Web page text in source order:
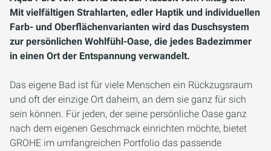
Mit vielfältigen Strahlarten, edler Haptik und individuellen
Farb- und Oberflächenvarianten wird das Duschsystem
zur persönlichen Wohlfühl-Oase, die jedes Badezimmer
in einen Ort der Entspannung verwandelt.
Das eigene Bad ist für viele Menschen ein Rückzugsraum
und oft der einzige Ort daheim, an dem sie ganz für sich
sein können. Für jeden, der seine persönliche Oase ganz
nach dem eigenen Geschmack einrichten möchte, bietet
GROHE im umfangreichen Portfolio das passende